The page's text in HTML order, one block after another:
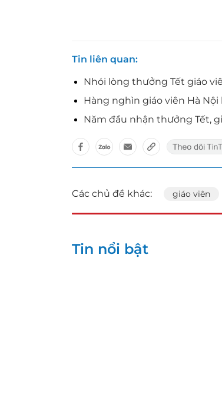
Tin liên quan
Nhói lòng thưởng Tết giáo
Hàng nghìn giáo viên Hà Nội
Năm đầu nhận thưởng Tết,
Các chủ đề khác: giáo viên
Tin nổi bật